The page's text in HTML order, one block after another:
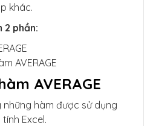
khác.
2 phần:
AVERAGE
AVERAGE
những hàm được sử dụng
Excel.